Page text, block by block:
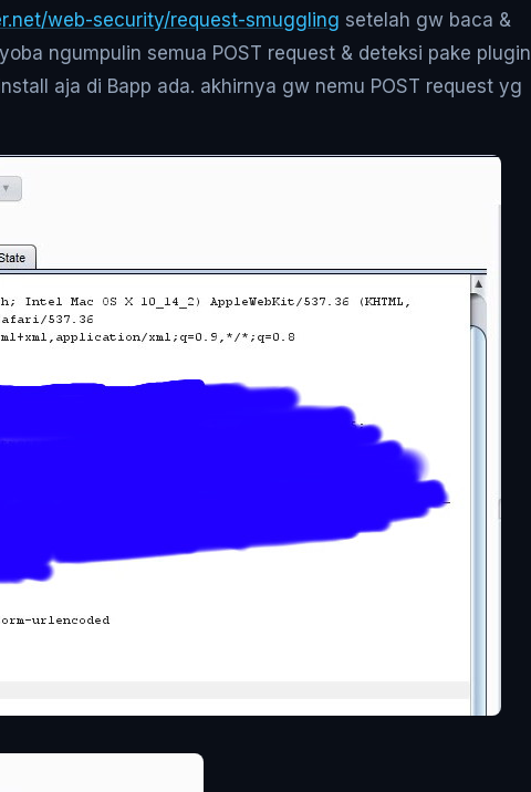
web-security/request-smuggling setelah gw baca &
ngumpulin semua POST request & deteksi pake plugin
aja di Bapp ada. akhirnya gw nemu POST request yg